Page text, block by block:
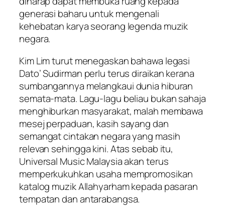
generasi baharu untuk mengenali
kehebatan karya seorang legenda muzik
negara.
Kim Lim turut menegaskan bahawa legasi
Dato’ Sudirman perlu terus diraikan kerana
sumbangannya melangkaui dunia hiburan
semata-mata. Lagu-lagu beliau bukan sahaja
menghiburkan masyarakat, malah membawa
mesej perpaduan, kasih sayang dan
semangat cintakan negara yang masih
relevan sehingga kini. Atas sebab itu,
Universal Music Malaysia akan terus
memperkukuhkan usaha mempromosikan
katalog muzik Allahyarham kepada pasaran
tempatan dan antarabangsa.